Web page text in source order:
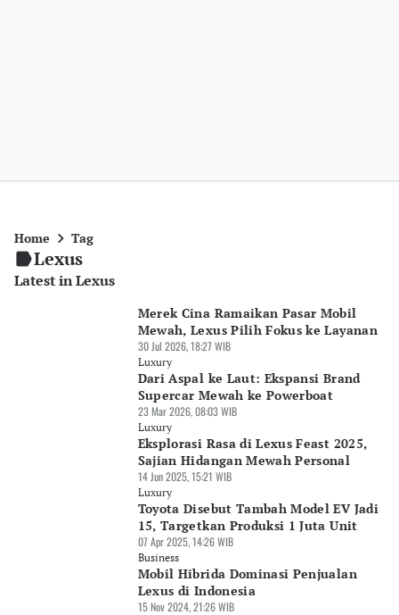
Home Tag
Lexus
Latest in Lexus
Merek Cina Ramaikan Pasar Mobil
Mewah, Lexus Pilih Fokus ke Layanan
30 Jul 2026, 18:27 WIB
Luxury
Dari Aspal ke Laut: Ekspansi Brand
Supercar Mewah ke Powerboat
23 Mar 2026, 08:03 WIB
Luxury
Eksplorasi Rasa di Lexus Feast 2025,
Sajian Hidangan Mewah Personal
14 Jun 2025, 15:21 WIB
Luxury
Toyota Disebut Tambah Model EV Jadi
15, Targetkan Produksi 1 Juta Unit
07 Apr 2025, 14:26 WIB
Business
Mobil Hibrida Dominasi Penjualan
Lexus di Indonesia
15 Nov 2024, 21:26 WIB